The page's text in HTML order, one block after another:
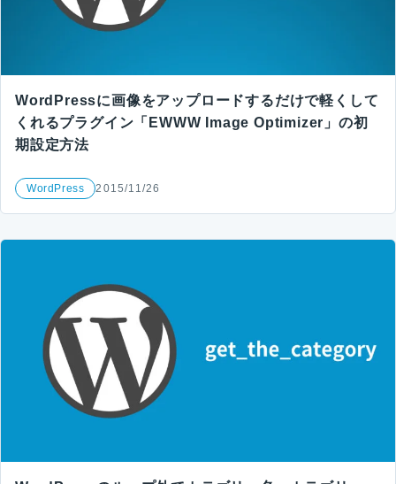
WordPressに画像をアップロードするだけで軽くして
くれるプラグイン「EWWW Image Optimizer」の初
期設定方法
WordPress 2015/11/26